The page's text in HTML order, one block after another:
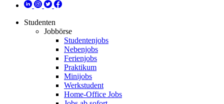
Studenten
Jobbörse
Studentenjobs
Nebenjobs
Ferienjobs
Praktikum
Minijobs
Werkstudent
Home-Office Jobs